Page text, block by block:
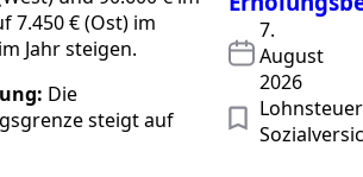
7.450 € (Ost) im
Jahr steigen.
Die
steigt auf
7.
August
2026